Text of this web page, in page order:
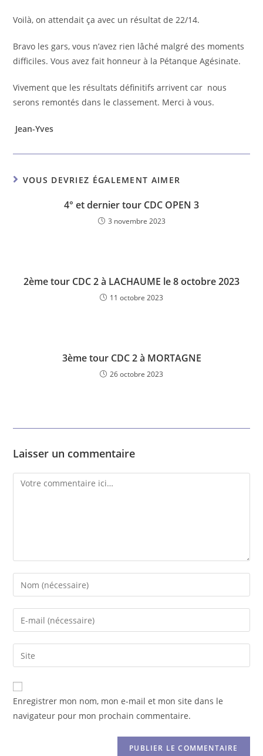
Voilà, on attendait ça avec un résultat de 22/14.
Bravo les gars, vous n’avez rien lâché malgré des moments
difficiles. Vous avez fait honneur à la Pétanque Agésinate.
Vivement que les résultats définitifs arrivent car nous
serons remontés dans le classement. Merci à vous.
Jean-Yves
VOUS DEVRIEZ ÉGALEMENT AIMER
4° et dernier tour CDC OPEN 3
3 novembre 2023
2ème tour CDC 2 à LACHAUME le 8 octobre 2023
11 octobre 2023
3ème tour CDC 2 à MORTAGNE
26 octobre 2023
Laisser un commentaire
Enregistrer mon nom, mon e-mail et mon site dans le
navigateur pour mon prochain commentaire.